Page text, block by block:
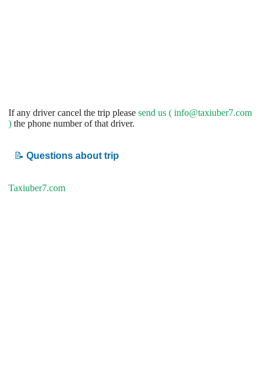
If any driver cancel the trip please send us ( info@taxiuber7.com
) the phone number of that driver.
📝 Questions about trip
Taxiuber7.com